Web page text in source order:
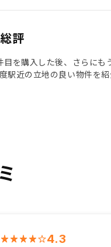
総評
目を購入した後、さらにも
駅近の立地の良い物件を
4.3